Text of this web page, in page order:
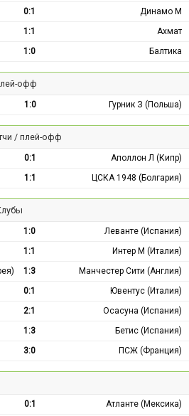
0:1
Динамо М
1:1
Ахмат
1:0 Балтика
офф
1:0 Гурник З (Польша)
/ плей-офф
0:1
Аполлон Л (Кипр)
1:1 ЦСКА 1948 (Болгария)
1:0
Леванте (Испания)
1:1
Интер М (Италия)
1:3
Манчестер Сити (Англия)
0:1
Ювентус (Италия)
2:1
Осасуна (Испания)
1:3
Бетис (Испания)
3:0 ПСЖ (Франция)
0:1 Атланте (Мексика)